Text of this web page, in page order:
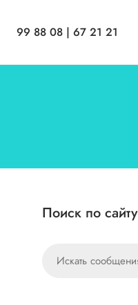
99 88 08 | 67 21 21
Поиск по сайту